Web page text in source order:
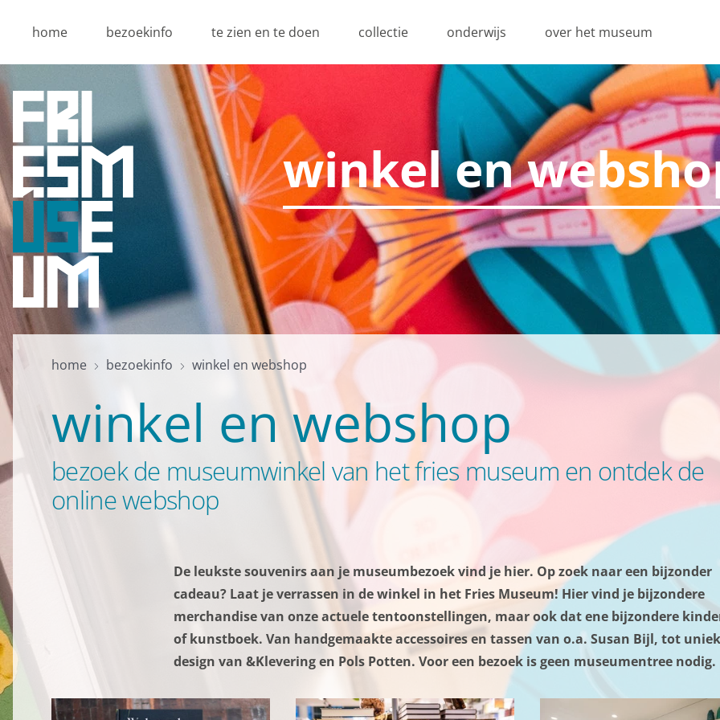
home bezoekinfo te zien en te doen collectie onderwijs over het museum
winkel en
home bezoekinfo winkel en webshop
winkel en webshop
bezoek de museumwinkel van het fries museum en ontdek de
online webshop
De leukste souvenirs aan je museumbezoek vind je hier. Op zoek naar een bijzonder
cadeau? Laat je verrassen in de winkel in het Fries Museum! Hier vind je bijzondere
merchandise van onze actuele tentoonstellingen, maar ook dat ene bijzondere
of kunstboek. Van handgemaakte accessoires en tassen van o.a. Susan Bijl, tot uniek
design van &Klevering en Pols Potten. Voor een bezoek is geen museumentree nodig.